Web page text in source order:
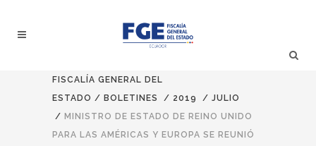
FISCALÍA GENERAL DEL
ESTADO / BOLETINES / 2019 / JULIO
/ MINISTRO DE ESTADO DE REINO UNIDO
PARA LAS AMÉRICAS Y EUROPA SE REUNIÓ